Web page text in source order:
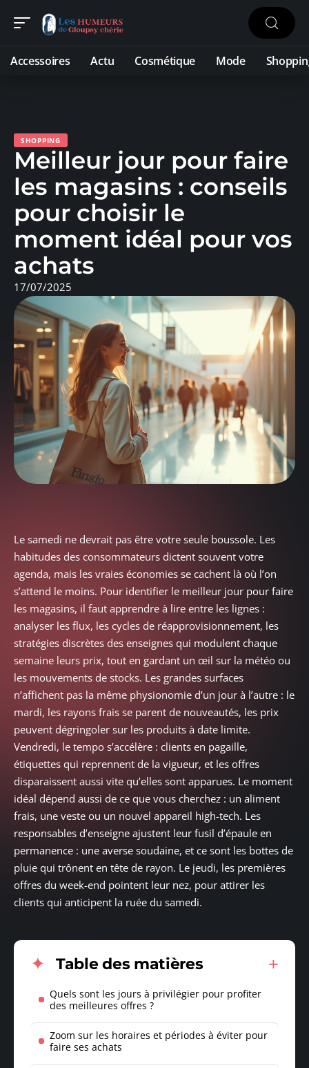
Accessoires Actu Cosmétique Mode
SHOPPING
Meilleur jour pour faire
les magasins : conseils
pour choisir le
moment idéal pour vos
achats
17/07/2025
Le samedi ne devrait pas être votre seule boussole. Les
habitudes des consommateurs dictent souvent votre
agenda, mais les vraies économies se cachent là où l’on
s’attend le moins. Pour identifier le meilleur jour pour faire
les magasins, il faut apprendre à lire entre les lignes :
analyser les flux, les cycles de réapprovisionnement, les
stratégies discrètes des enseignes qui modulent chaque
semaine leurs prix, tout en gardant un œil sur la météo ou
les mouvements de stocks. Les grandes surfaces
n’affichent pas la même physionomie d’un jour à l’autre : le
mardi, les rayons frais se parent de nouveautés, les prix
peuvent dégringoler sur les produits à date limite.
Vendredi, le tempo s’accélère : clients en pagaille,
étiquettes qui reprennent de la vigueur, et les offres
disparaissent aussi vite qu’elles sont apparues. Le moment
idéal dépend aussi de ce que vous cherchez : un aliment
frais, une veste ou un nouvel appareil high-tech. Les
responsables d’enseigne ajustent leur fusil d’épaule en
permanence : une averse soudaine, et ce sont les bottes de
pluie qui trônent en tête de rayon. Le jeudi, les premières
offres du week-end pointent leur nez, pour attirer les
clients qui anticipent la ruée du samedi.
Table des matières
Quels sont les jours à privilégier pour profiter
des meilleures offres ?
Zoom sur les horaires et périodes à éviter pour
faire ses achats